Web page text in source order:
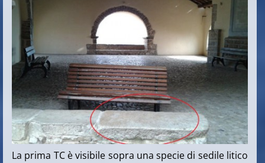
La prima TC è visibile sopra una specie di sedile litico